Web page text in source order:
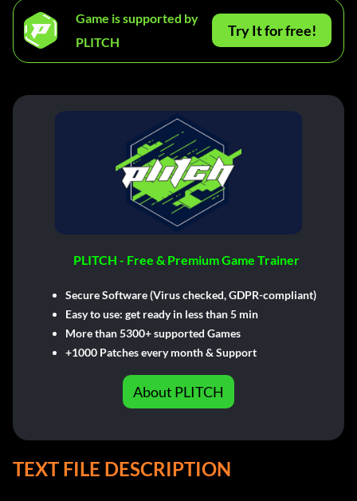
Game is supported by
PLITCH
Try It for free!
PLITCH - Free & Premium Game Trainer
Secure Software (Virus checked, GDPR-compliant)
Easy to use: get ready in less than 5 min
More than 5300+ supported Games
+1000 Patches every month & Support
About PLITCH
TEXT FILE DESCRIPTION